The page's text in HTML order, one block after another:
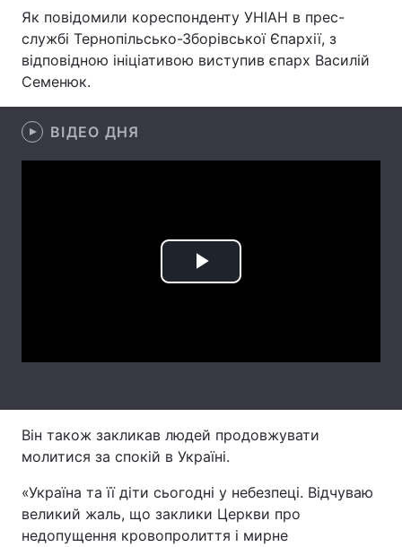
Здоров'я Туризм
Цікавинки
Екологія
Лонгріди
Як повідомили кореспонденту УНІАН в прес-
службі Тернопільсько-Зборівської Єпархії, з
відповідною ініціативою виступив єпарх Василій
Семенюк.
ВІДЕО ДНЯ
Play
Він також закликав людей продовжувати
молитися за спокій в Україні.
«Україна та її діти сьогодні у небезпеці. Відчуваю
великий жаль, що заклики Церкви про
недопущення кровопролиття і мирне